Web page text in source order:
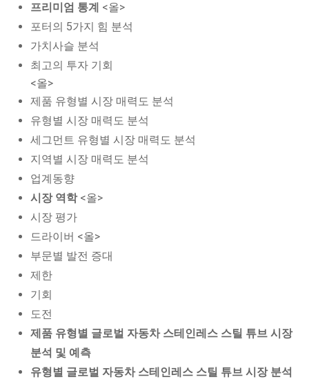
프리미엄 통계 <올>
포터의 5가지 힘 분석
가치사슬 분석
최고의 투자 기회
<올>
제품 유형별 시장 매력도 분석
유형별 시장 매력도 분석
세그먼트 유형별 시장 매력도 분석
지역별 시장 매력도 분석
업계동향
시장 역학<올>
시장 평가
드라이버 <올>
부문별 발전 증대
제한
기회
도전
제품 유형별 글로벌 자동차 스테인레스 스틸 튜브 시장
분석 및 예측
유형별 글로벌 자동차 스테인레스 스틸 튜브 시장 분석